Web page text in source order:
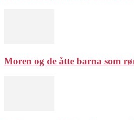
Moren og de åtte barna som